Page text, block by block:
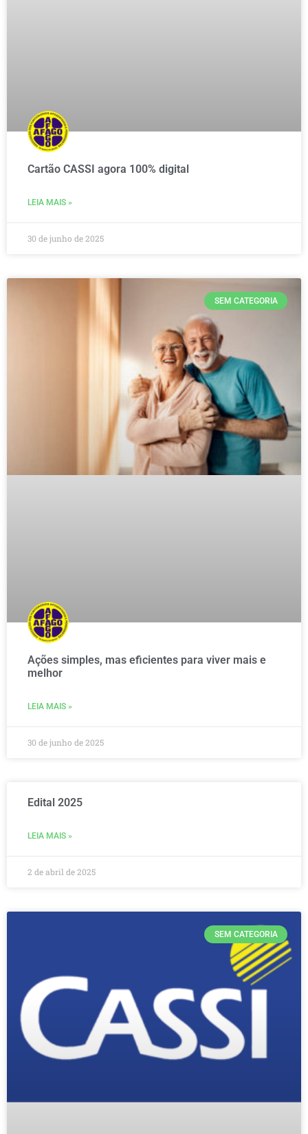
Cartão CASSI agora 100% digital
LEIA MAIS »
30 de junho de 2025
SEM CATEGORIA
Ações simples, mas eficientes para viver mais e
melhor
LEIA MAIS »
30 de junho de 2025
Edital 2025
LEIA MAIS »
2 de abril de 2025
SEM CATEGORIA